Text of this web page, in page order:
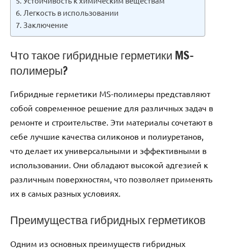
Легкость в использовании
Заключение
Что такое гибридные герметики MS-
полимеры?
Гибридные герметики MS-полимеры представляют
собой современное решение для различных задач в
ремонте и строительстве. Эти материалы сочетают в
себе лучшие качества силиконов и полиуретанов,
что делает их универсальными и эффективными в
использовании. Они обладают высокой адгезией к
различным поверхностям, что позволяет применять
их в самых разных условиях.
Преимущества гибридных герметиков
Одним из основных преимуществ гибридных